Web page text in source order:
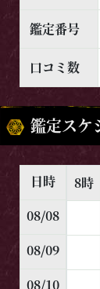
鑑定番号
口コミ数
鑑定スケ
日時
08/08
08/09
08/10
8時